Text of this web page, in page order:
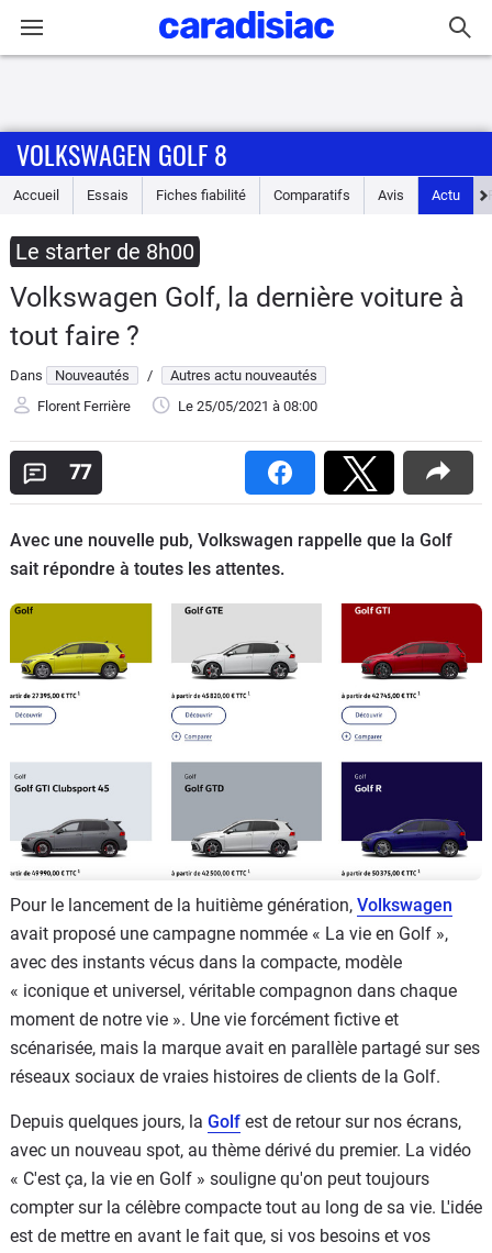
Accueil
Essais
Guide
d'achat
Electriques
Utilitaires
Auto
Services
Forum
Moto
Marques
VOLKSWAGEN GOLF 8
Accueil Essais Fiches fiabilité Comparatifs Avis Actu
Le starter de 8h00
Volkswagen Golf, la dernière voiture à
tout faire ?
Dans Nouveautés /
Autres actu nouveautés
Florent Ferrière
Le 25/05/2021 à 08:00
77
Avec une nouvelle pub, Volkswagen rappelle que la Golf
sait répondre à toutes les attentes.
Pour le lancement de la huitième génération, Volkswagen
avait proposé une campagne nommée « La vie en Golf »,
avec des instants vécus dans la compacte, modèle
« iconique et universel, véritable compagnon dans chaque
moment de notre vie ». Une vie forcément fictive et
scénarisée, mais la marque avait en parallèle partagé sur ses
réseaux sociaux de vraies histoires de clients de la Golf.
Depuis quelques jours, la Golf est de retour sur nos écrans,
avec un nouveau spot, au thème dérivé du premier. La vidéo
« C'est ça, la vie en Golf » souligne qu'on peut toujours
compter sur la célèbre compacte tout au long de sa vie. L'idée
est de mettre en avant le fait que, si vos besoins et vos